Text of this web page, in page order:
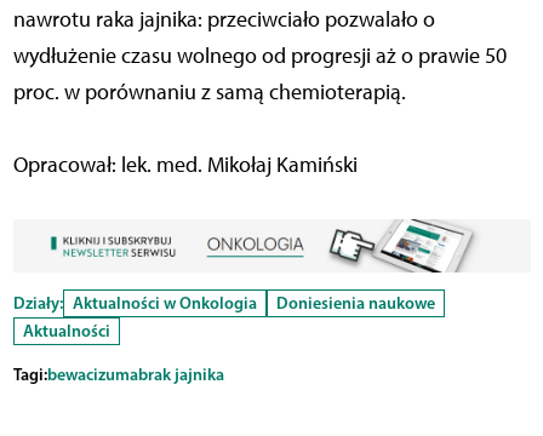
nawrotu raka jajnika: przeciwciało pozwalało o
wydłużenie czasu wolnego od progresji aż o prawie 50
proc. w porównaniu z samą chemioterapią.
Opracował: lek. med. Mikołaj Kamiński
Działy: Aktualności w Onkologia
Doniesienia naukowe
Aktualności
Tagi:bewacizumabrak jajnika